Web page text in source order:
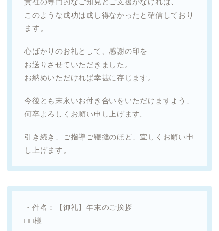
このような成功は成し得なかったと確信しており
ます。
心ばかりのお礼として、感謝の印を
お送りさせていただきました。
お納めいただければ幸甚に存じます。
今後とも末永いお付き合いをいただけますよう、
何卒よろしくお願い申し上げます。
引き続き、ご指導ご鞭撻のほど、宜しくお願い申
し上げます。
・件名：【御礼】年末のご挨拶
□□様